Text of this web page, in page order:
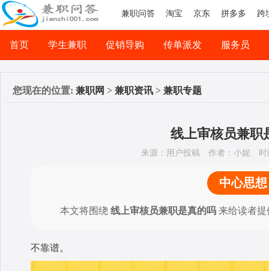
兼职问答 淘宝 京东 拼多多 跨
首页 学生兼职 促销导购 传单派发 服务员
司机兼职
网络兼职
您现在的位置: 兼职网 > 兼职资讯 > 兼职专题
线上审核员兼职
来源：用户投稿 作者：小妮 时
中心思想
本文将围绕 线上审核员兼职是真的吗来给读者提
不靠谱。